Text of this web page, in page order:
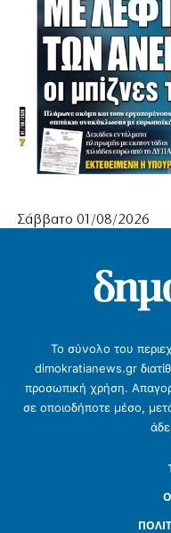
Σάββατο 01/08/2026
Το σύνολο του
dimokratianews.gr
προσωπική χρήση.
σε οποιοδήποτε μέσο,